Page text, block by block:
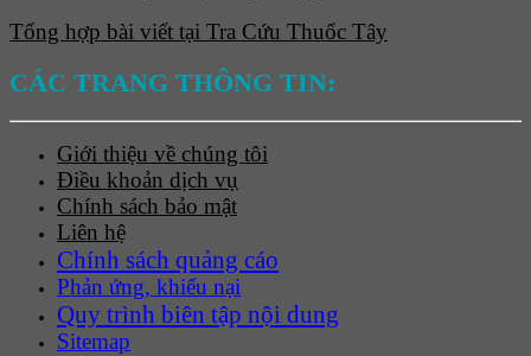
Tổng hợp bài viết tại Tra Cứu Thuốc Tây
CÁC TRANG THÔNG TIN:
Giới thiệu về chúng tôi
Điều khoản dịch vụ
Chính sách bảo mật
Liên hệ
Chính sách quảng cáo
Phản ứng, khiếu nại
Quy trình biên tập nội dung
Sitemap